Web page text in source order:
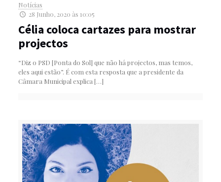
Notícias
28 Junho, 2020 às 10:05
Célia coloca cartazes para mostrar
projectos
“Diz o PSD [Ponta do Sol] que não há projectos, mas temos,
eles aqui estão”. É com esta resposta que a presidente da
Câmara Municipal explica […]